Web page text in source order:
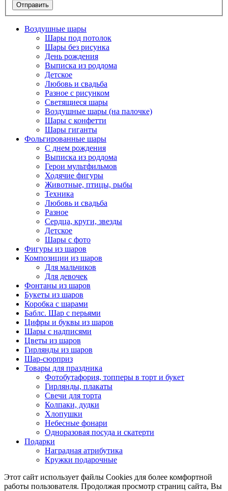
Отправить
Воздушные шары
Шары под потолок
Шары без рисунка
День рождения
Выписка из роддома
Детское
Любовь и свадьба
Разное с рисунком
Светящиеся шары
Воздушные шары (на палочке)
Шары с конфетти
Шары гиганты
Фольгированные шары
С днем рождения
Выписка из роддома
Герои мультфильмов
Ходячие фигуры
Животные, птицы, рыбы
Техника
Любовь и свадьба
Разное
Сердца, круги, звезды
Детское
Шары с фото
Фигуры из шаров
Композиции из шаров
Для мальчиков
Для девочек
Фонтаны из шаров
Букеты из шаров
Коробка с шарами
Баблс. Шар с перьями
Цифры и буквы из шаров
Шары с надписями
Цветы из шаров
Гирлянды из шаров
Шар-сюрприз
Товары для праздника
Фотобутафория, топперы в торт и букет
Гирлянды, плакаты
Свечи для торта
Колпаки, дудки
Хлопушки
Небесные фонари
Одноразовая посуда и скатерти
Подарки
Наградная атрибутика
Кружки подарочные
Этот сайт использует файлы Cookies для более комфортной
работы пользователя. Продолжая просмотр страниц сайта, Вы